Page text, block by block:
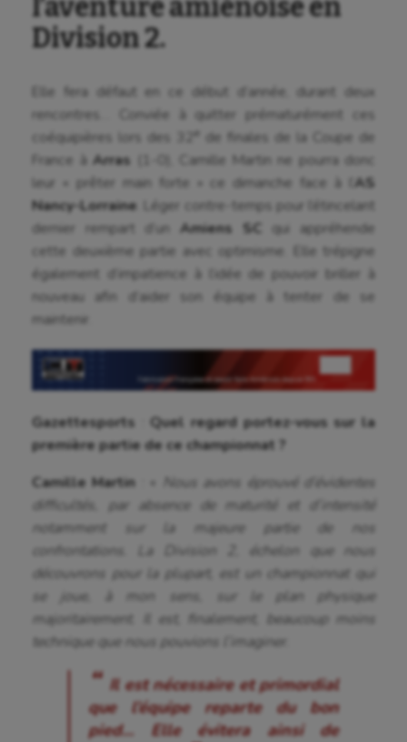
l’aventure amiénoise en
Division 2.
Elle fera défaut en ce début d’année, durant deux
rencontres… Conviée à quitter prématurément ces
coéquipières lors des 32
e
de finales de la Coupe de
France à Arras (1-0), Camille Martin ne pourra donc
leur « prêter main forte » ce dimanche face à l’ AS
Nancy-Lorraine . Léger contre-temps pour l’étincelant
dernier rempart d’un Amiens SC
qui appréhende
cette deuxième partie avec optimisme. Elle trépigne
également d’impatience à l’idée de pouvoir briller à
nouveau afin d’aider son équipe à tenter de se
maintenir.
Gazettesports
Quel regard portez-vous sur la
première partie de ce championnat ?
Camille Martin
Nous avons éprouvé d’évidentes
difficultés, par absence de maturité et d’intensité
notamment sur la majeure partie de nos
confrontations. La Division 2, échelon que nous
découvrons pour la plupart, est un championnat qui
se joue, à mon sens, sur le plan physique
majoritairement. Il est, finalement, beaucoup moins
technique que nous pouvions l’imaginer.
Il est nécessaire et primordial
que l’équipe reparte du bon
pied… Elle évitera ainsi de